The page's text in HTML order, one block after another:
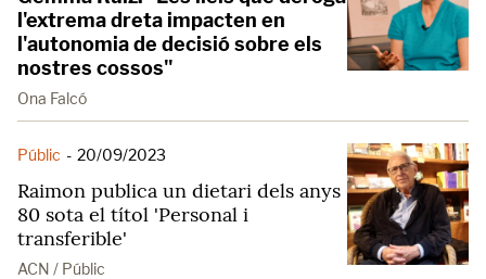
l'extrema dreta impacten en
l'autonomia de decisió sobre els
nostres cossos"
Ona Falcó
Públic - 20/09/2023
Raimon publica un dietari dels anys
80 sota el títol 'Personal i
transferible'
ACN / Públic